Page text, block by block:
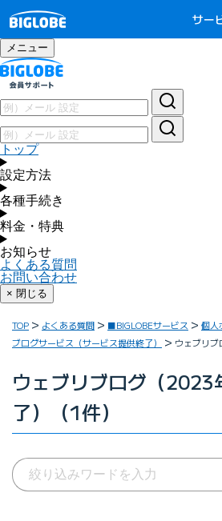
サー
メニュー
トップ
設定方法
各種手続き
料金・特典
お知らせ
よくある質問
お問い合わせ
× 閉じる
TOP よくある質問 ■BIGLOBEサービス
個人
ブログサービス（サービス提供終了）
ウェブリ
ウェブリブログ（
了）（1件）